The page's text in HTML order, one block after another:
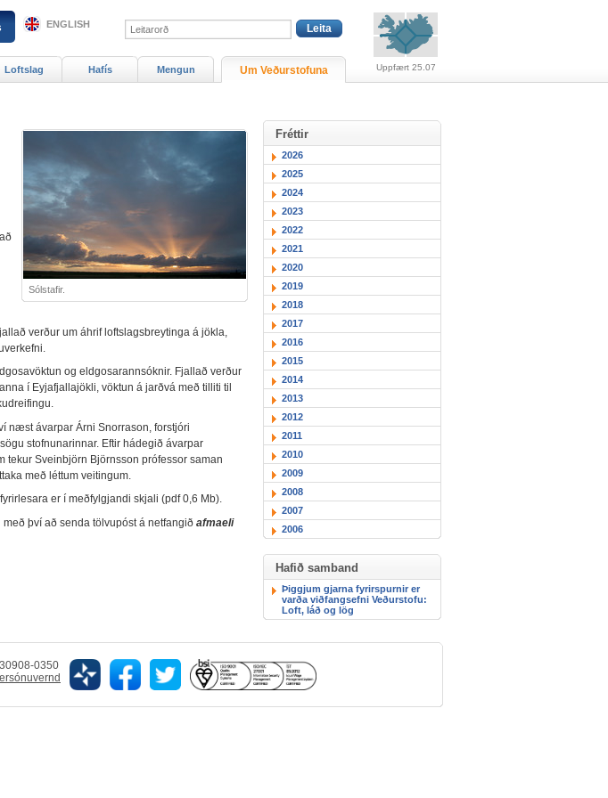
Sólstafir.
verður um áhrif loftslagsbreytinga á jökla,
og eldgosarannsóknir. Fjallað verður
í Eyjafjallajökli, vöktun á jarðvá með tilliti til
næst ávarpar Árni Snorrason, forstjóri
stofnunarinnar. Eftir hádegið ávarpar
Sveinbjörn Björnsson prófessor saman
með léttum veitingum.
er í meðfylgjandi skjali (pdf 0,6 Mb).
því að senda tölvupóst á netfangið afmaeli
Fréttir
2026
2025
2024
2023
2022
2021
2020
2019
2018
2017
2016
2015
2014
2013
2012
2011
2010
2009
2008
2007
2006
Hafið samband
Þiggjum gjarna fyrirspurnir er
varða viðfangsefni Veðurstofu:
Loft, láð og lög
Loftslag Hafís Mengun Um Veðurstofuna Uppfært 25.07
ENGLISH
0350